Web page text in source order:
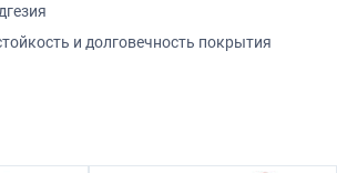
и долговечность покрытия